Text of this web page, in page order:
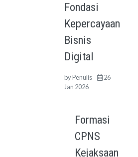
Fondasi
Kepercayaan
Bisnis
Digital
byPenulis
26
Jan 2026
Formasi
CPNS
Kejaksaan